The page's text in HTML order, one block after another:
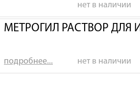
нет в наличии
МЕТРОГИЛ РАСТВОР
подробнее... нет в наличии